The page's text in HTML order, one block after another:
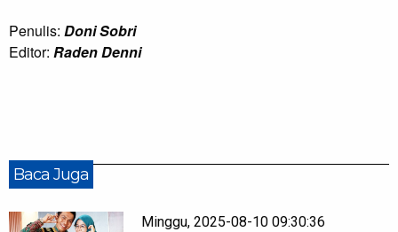
Penulis: Doni Sobri
Editor: Raden Denni
Baca Juga
Minggu, 2025-08-10 09:30:36